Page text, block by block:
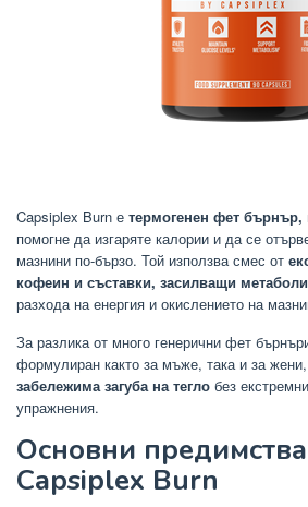
Capsiplex Burn е термогенен фет бърнър,
помогне да изгаряте калории и да се
мазнини по-бързо. Той използва смес от
кофеин и съставки, засилващи
разхода на енергия и окислението на
За разлика от много генерични фет
формулиран както за мъже, така и за жени,
забележима загуба на тегло без
упражнения.
Основни
Capsiplex Burn